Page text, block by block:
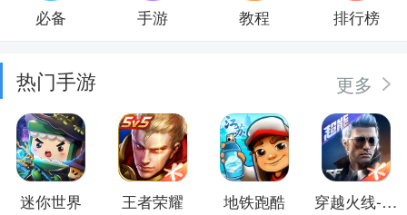
必备 手游 教程 排行榜
热门手游 更多
迷你世界 王者荣耀 地铁跑酷 穿越火线-枪战王者